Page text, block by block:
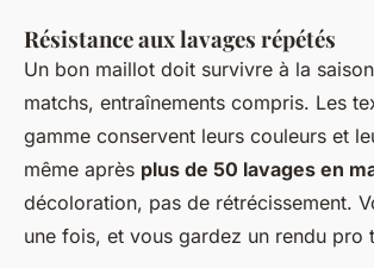
Résistance aux lavages répétés
Un bon maillot doit survivre à la
matchs, entraînements compris. Les
gamme conservent leurs couleurs et
même après plus de 50 lavages en
décoloration, pas de rétrécissement.
une fois, et vous gardez un rendu pro